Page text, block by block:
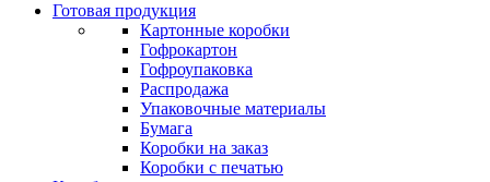
Готовая продукция
Картонные коробки
Гофрокартон
Гофроупаковка
Распродажа
Упаковочные материалы
Бумага
Коробки на заказ
Коробки с печатью